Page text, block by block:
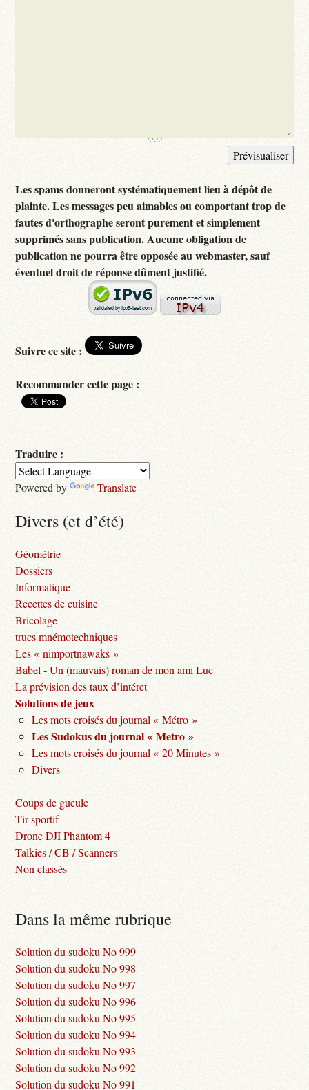
Les spams donneront systématiquement lieu à dépôt de
plainte. Les messages peu aimables ou comportant trop de
fautes d'orthographe seront purement et simplement
supprimés sans publication. Aucune obligation de
publication ne pourra être opposée au webmaster, sauf
éventuel droit de réponse dûment justifié.
Suivre ce site :
Recommander cette page :
Traduire :
Powered by Translate
Divers (et d’été)
Géométrie
Dossiers
Informatique
Recettes de cuisine
Bricolage
trucs mnémotechniques
Les « nimportnawaks »
Babel - Un (mauvais) roman de mon ami Luc
La prévision des taux d’intéret
Solutions de jeux
Les mots croisés du journal « Métro »
Les Sudokus du journal « Metro »
Les mots croisés du journal « 20 Minutes »
Divers
Coups de gueule
Tir sportif
Drone DJI Phantom 4
Talkies / CB / Scanners
Non classés
Dans la même rubrique
Solution du sudoku No 999
Solution du sudoku No 998
Solution du sudoku No 997
Solution du sudoku No 996
Solution du sudoku No 995
Solution du sudoku No 994
Solution du sudoku No 993
Solution du sudoku No 992
Solution du sudoku No 991